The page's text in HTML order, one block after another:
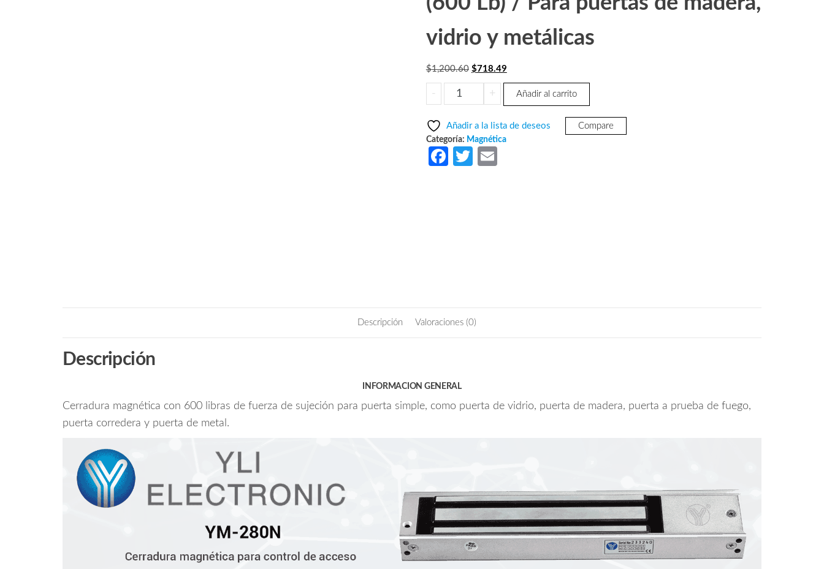
vidrio y metálicas
$1,200.60 El
precio
original
$1,200.60.
$718.49El
precio
actual
$718.49.
-
YM280N
Cerradura
Magnética
para
(600
puertas
madera,
+ Añadir al carrito
Añadir a la lista de deseos Compare
Categoría: Magnética
Fa
T
Descripción Valoraciones (0)
Descripción
INFORMACION GENERAL
Cerradura magnética con 600 libras de fuerza de sujeción para puerta simple, como puerta de vidrio, puerta de madera, puerta a prueba de fuego,
puerta corredera y puerta de metal.